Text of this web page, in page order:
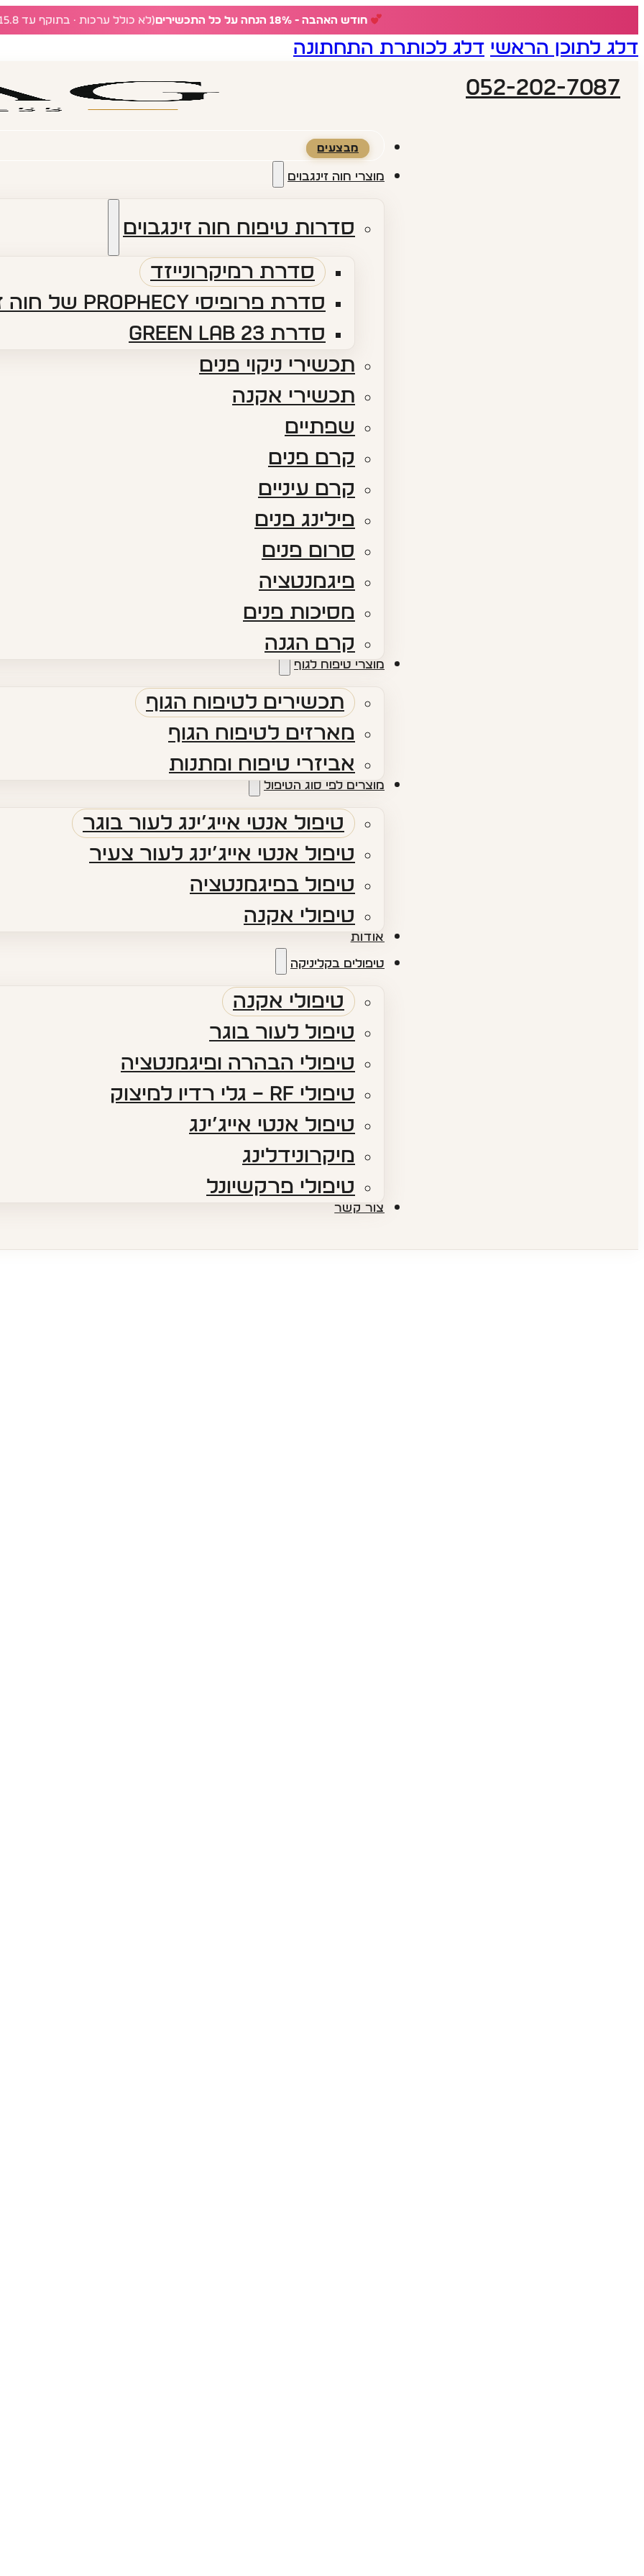
חודש האהבה - 18% הנחה על כל התכשירים (לא כולל ערכות · בתוקף עד 15.8)
דלג לתוכן הראשי דלג לכותרת התחתונה
052-202-7087
מבצעים
מוצרי חוה זינגבוים
סדרות טיפוח חוה זינגבוים
סדרת רמיקרונייזד
סדרת פרופיסי PROPHECY של חוה זינגבוים
סדרת green lab 23
תכשירי ניקוי פנים
תכשירי אקנה
שפתיים
קרם פנים
קרם עיניים
פילינג פנים
סרום פנים
פיגמנטציה
מסיכות פנים
קרם הגנה
מוצרי טיפוח לגוף
תכשירים לטיפוח הגוף
מארזים לטיפוח הגוף
אביזרי טיפוח ומתנות
מוצרים לפי סוג הטיפול
טיפול אנטי אייג’ינג לעור בוגר
טיפול אנטי אייג’ינג לעור צעיר
טיפול בפיגמנטציה
טיפולי אקנה
אודות​
טיפולים בקליניקה
טיפולי אקנה
טיפול לעור בוגר
טיפולי הבהרה ופיגמנטציה​
טיפולי RF​ – גלי רדיו למיצוק
טיפול אנטי אייג’ינג​
מיקרונידלינג
טיפולי פרקשיונל​
צור קשר